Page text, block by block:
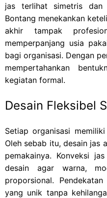
jas terlihat simetris dan
Bontang menekankan
akhir tampak
memperpanjang usia
bagi organisasi. Dengan
mempertahankan
kegiatan formal.
Desain Fleksibel
Setiap organisasi
Oleh sebab itu, desain jas
pemakainya. Konveksi
desain agar warna,
proporsional.
yang unik tanpa